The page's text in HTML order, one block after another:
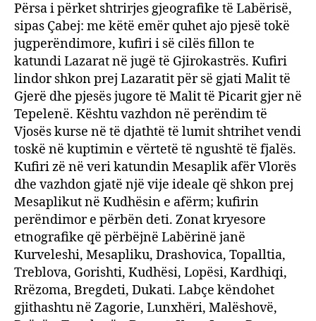
Përsa i përket shtrirjes gjeografike të Labërisë,
sipas Çabej: me këtë emër quhet ajo pjesë tokë
jugperëndimore, kufiri i së cilës fillon te
katundi Lazarat në jugë të Gjirokastrës. Kufiri
lindor shkon prej Lazaratit për së gjati Malit të
Gjerë dhe pjesës jugore të Malit të Picarit gjer në
Tepelenë. Kështu vazhdon në perëndim të
Vjosës kurse në të djathtë të lumit shtrihet vendi
toskë në kuptimin e vërtetë të ngushtë të fjalës.
Kufiri zë në veri katundin Mesaplik afër Vlorës
dhe vazhdon gjatë një vije ideale që shkon prej
Mesaplikut në Kudhësin e afërm; kufirin
perëndimor e përbën deti. Zonat kryesore
etnografike që përbëjnë Labërinë janë
Kurveleshi, Mesapliku, Drashovica, Topalltia,
Treblova, Gorishti, Kudhësi, Lopësi, Kardhiqi,
Rrëzoma, Bregdeti, Dukati. Labçe këndohet
gjithashtu në Zagorie, Lunxhëri, Malëshovë,